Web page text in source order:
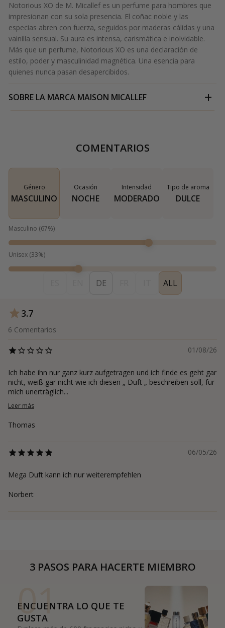
Notorious XO de M. Micallef es un perfume para hombres que
impresionan con su sola presencia. El coñac noble y las
especias abren con fuerza, seguidos por maderas cálidas y una
vainilla sensual. Su aura es intensa, carismática e inolvidable.
Más que un perfume, Notorious XO es una declaración de
estilo, poder y masculinidad magnética. Una esencia para
quienes nunca pasan desapercibidos.
SOBRE LA MARCA MAISON MICALLEF
COMENTARIOS
Género
MASCULINO
Ocasión
NOCHE
Intensidad
MODERADO
Tipo de aroma
DULCE
Masculino (67%)
Unisex (33%)
DE ALL
3.7
6 Comentarios
01/08/26
Ich habe ihn nur ganz kurz aufgetragen und ich finde es geht gar
nicht, weiß gar nicht wie ich diesen „ Duft „ beschreiben soll, für
mich unerträglich...
Leer más
Thomas
06/05/26
Mega Duft kann ich nur weiterempfehlen
Norbert
3 PASOS PARA HACERTE MIEMBRO
01
ENCUENTRA LO QUE TE
GUSTA